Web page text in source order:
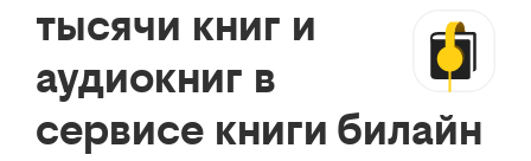
тысячи книг и
аудиокниг в
сервисе книги билайн